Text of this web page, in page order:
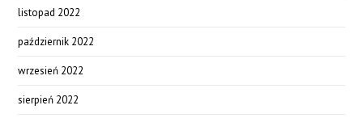
listopad 2022
październik 2022
wrzesień 2022
sierpień 2022